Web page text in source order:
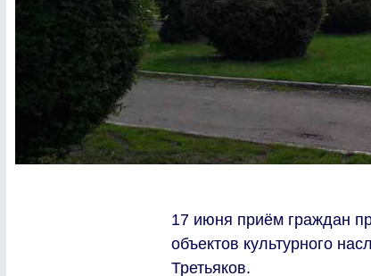
17 июня приём граждан
объектов культурного
Третьяков.